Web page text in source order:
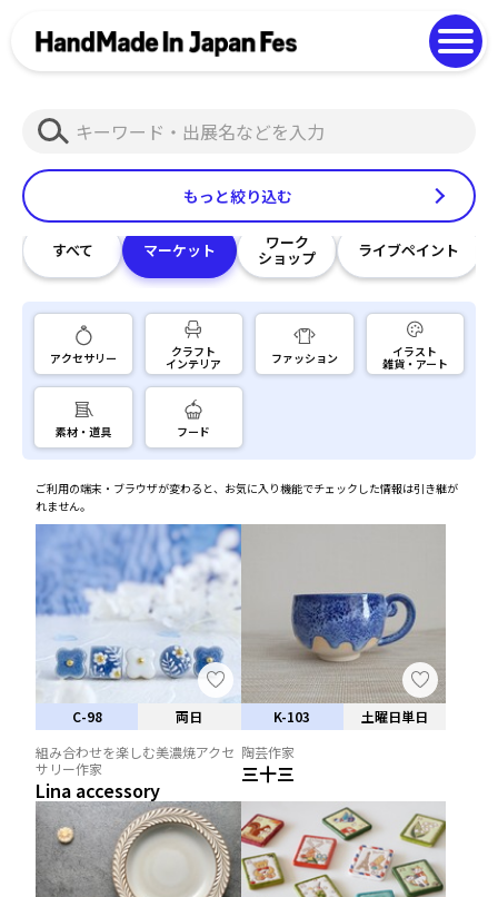
Photo Gallery
もっと絞り込む
検
索
すべて マーケット ワーク
ショップ ライブペイント
アクセサリー クラフト
インテリア ファッション イラスト
雑貨・アート
素材・道具 フード
ご利用の端末・ブラウザが変わると、お気に入り機能でチェックした情報は引き継が
れません。
C-98
両日
組み合わせを楽しむ美濃焼アクセ
サリー作家
Lina accessory
K-103
土曜日単日
陶芸作家
三十三